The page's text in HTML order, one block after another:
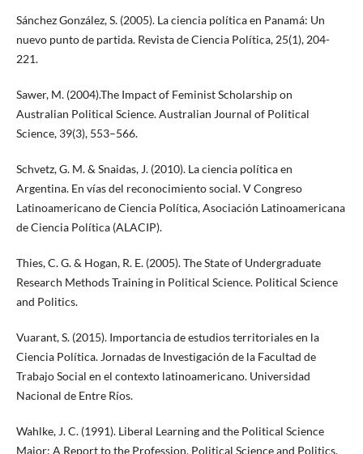
Sánchez González, S. (2005). La ciencia política en Panamá: Un
nuevo punto de partida. Revista de Ciencia Política, 25(1), 204-
221.
Sawer, M. (2004).The Impact of Feminist Scholarship on
Australian Political Science. Australian Journal of Political
Science, 39(3), 553–566.
Schvetz, G. M. & Snaidas, J. (2010). La ciencia política en
Argentina. En vías del reconocimiento social. V Congreso
Latinoamericano de Ciencia Política, Asociación Latinoamericana
de Ciencia Política (ALACIP).
Thies, C. G. & Hogan, R. E. (2005). The State of Undergraduate
Research Methods Training in Political Science. Political Science
and Politics.
Vuarant, S. (2015). Importancia de estudios territoriales en la
Ciencia Política. Jornadas de Investigación de la Facultad de
Trabajo Social en el contexto latinoamericano. Universidad
Nacional de Entre Ríos.
Wahlke, J. C. (1991). Liberal Learning and the Political Science
Major: A Report to the Profession. Political Science and Politics,